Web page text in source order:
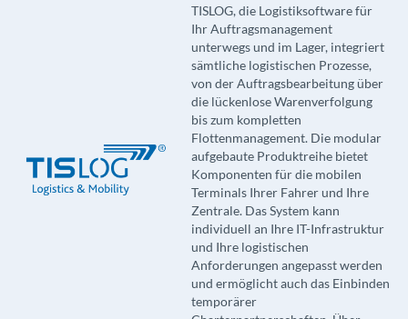
TISLOG, die Logistiksoftware für
Ihr Auftragsmanagement
unterwegs und im Lager, integriert
sämtliche logistischen Prozesse,
von der Auftragsbearbeitung über
die lückenlose Warenverfolgung
bis zum kompletten
Flottenmanagement. Die modular
aufgebaute Produktreihe bietet
Komponenten für die mobilen
Terminals Ihrer Fahrer und Ihre
Zentrale. Das System kann
individuell an Ihre IT-Infrastruktur
und Ihre logistischen
Anforderungen angepasst werden
und ermöglicht auch das Einbinden
temporärer